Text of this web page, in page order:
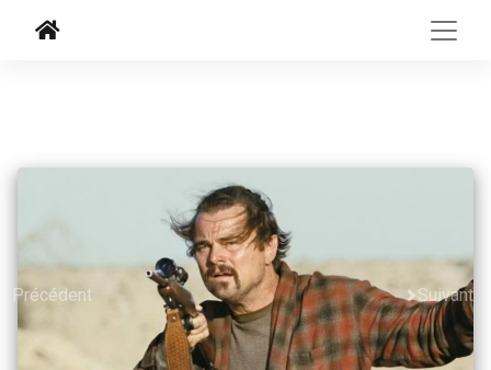
Précédent Suivant